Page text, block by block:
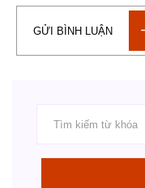
GỬI BÌNH LUẬN